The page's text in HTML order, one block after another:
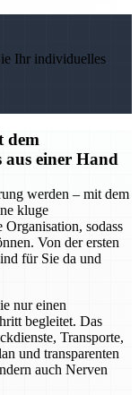
Ihr individuelles
dem
aus einer Hand
werden – mit dem
kluge
sodass
Von der ersten
für Sie da und
nur einen
begleitet. Das
Transporte,
und transparenten
auch Nerven